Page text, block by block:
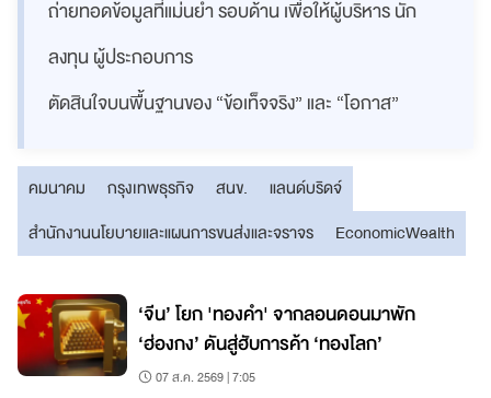
ถ่ายทอดข้อมูลที่แม่นยำ รอบด้าน เพื่อให้ผู้บริหาร นัก
ลงทุน ผู้ประกอบการ
ตัดสินใจบนพื้นฐานของ “ข้อเท็จจริง” และ “โอกาส”
คมนาคม กรุงเทพธุรกิจ สนข.
แลนด์บริดจ์
สำนักงานนโยบายและแผนการขนส่งและจราจร
EconomicWealth
‘จีน’ โยก 'ทองคำ' จากลอนดอนมาพัก
‘ฮ่องกง’ ดันสู่ฮับการค้า ‘ทองโลก’
07 ส.ค. 2569 | 7:05